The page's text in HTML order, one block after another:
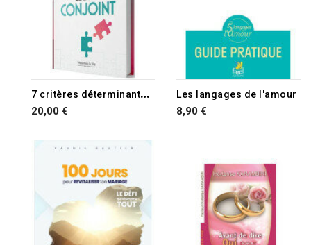
RUPTURE DE STOCK 7
critères déterminants & 10 signaux d'alerte pour choisir le bon conjoint
20,00 €
Les langages de l'amour
8,90 €